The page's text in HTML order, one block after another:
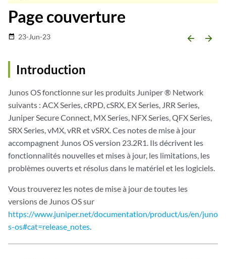
Page couverture
date_range 23-Jun-23 arrow_backward arrow_forward
Introduction
Junos OS fonctionne sur les produits Juniper ® Network
suivants : ACX Series, cRPD, cSRX, EX Series, JRR Series,
Juniper Secure Connect, MX Series, NFX Series, QFX Series,
SRX Series, vMX, vRR et vSRX. Ces notes de mise à jour
accompagnent Junos OS version 23.2R1. Ils décrivent les
fonctionnalités nouvelles et mises à jour, les limitations, les
problèmes ouverts et résolus dans le matériel et les logiciels.
Vous trouverez les notes de mise à jour de toutes les
versions de Junos OS sur
https://www.juniper.net/documentation/product/us/en/juno
s-os#cat=release_notes.